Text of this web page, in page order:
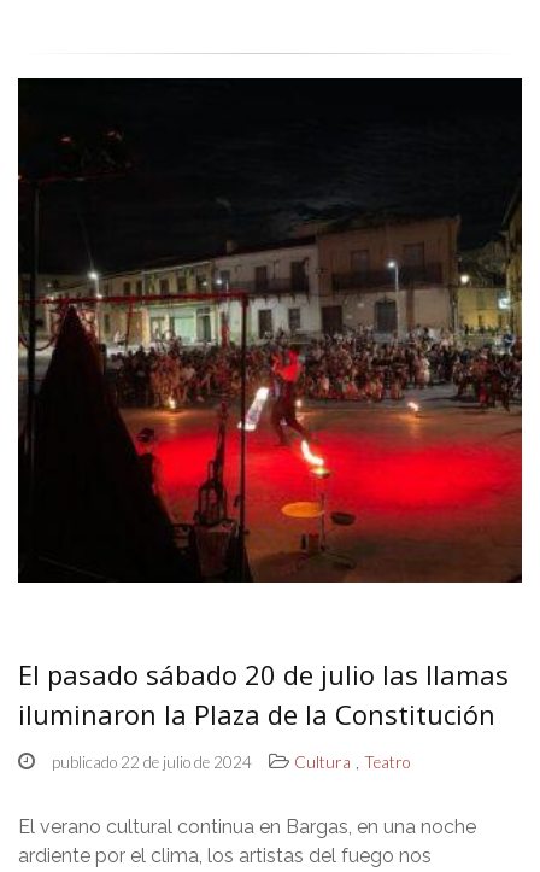
El pasado sábado 20 de julio las llamas
iluminaron la Plaza de la Constitución
publicado 22 de julio de 2024 Cultura , Teatro
El verano cultural continua en Bargas, en una noche
ardiente por el clima, los artistas del fuego nos